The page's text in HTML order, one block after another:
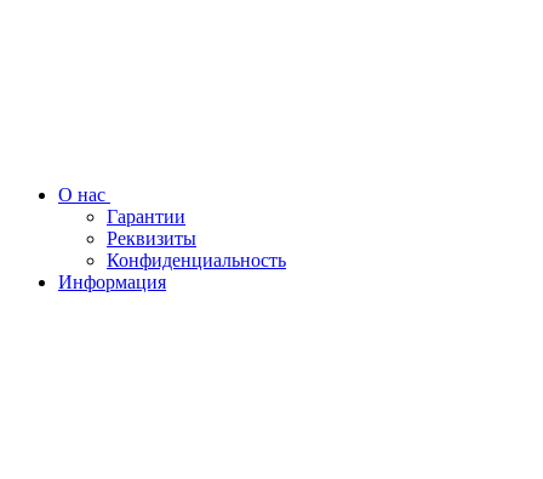
О нас
Гарантии
Реквизиты
Конфиденциальность
Информация